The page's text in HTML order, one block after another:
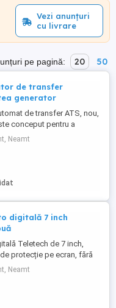
Vezi anunțuri
cu livrare
pe pagină: 20 50
de transfer
generator
de transfer ATS, nou,
conceput pentru a
între sursa de alimentare
urgență, asigurând
în cazul unei
este însoțit de
Neamt
digitală 7 inch
Teletech de 7 inch,
protecție pe ecran, fără
pentru afișarea
într-un mod modern
pentru card,
alimentator. Nu a fost
Neamt